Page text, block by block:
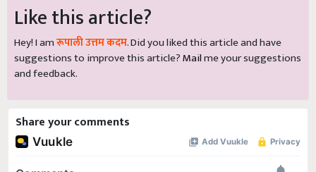
Like this article?
Hey! I amरूपाली उत्तम कदम. Did you liked this article and have
suggestions to improve this article?Mailme your suggestions
and feedback.
Share your comments